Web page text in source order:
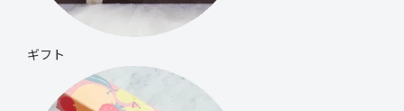
ギフト